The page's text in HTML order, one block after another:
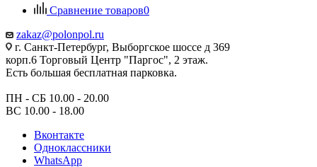
Сравнение товаров0
zakaz@polonpol.ru
г. Санкт-Петербург, Выборгское шоссе д 369
корп.6 Торговый Центр "Паргос", 2 этаж.
Есть большая бесплатная парковка.
ПН - СБ 10.00 - 20.00
ВС 10.00 - 18.00
Вконтакте
Одноклассники
WhatsApp